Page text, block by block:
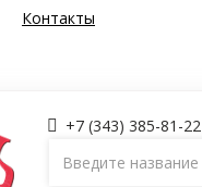
Контакты
+7 (343) 385-81-22